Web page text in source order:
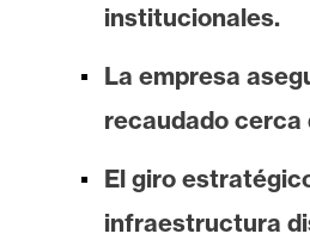
institucionales.
La empresa
recaudado cerca
El giro
infraestructura